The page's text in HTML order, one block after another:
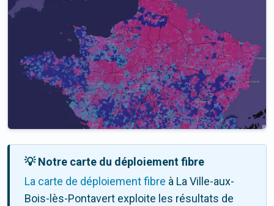
💡 Notre carte du déploiement fibre
La carte de déploiement fibre à La Ville-aux-
Bois-lès-Pontavert exploite les résultats de